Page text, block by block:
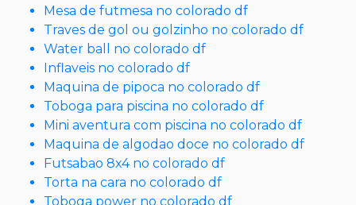
Mesa de futmesa no colorado df
Traves de gol ou golzinho no colorado df
Water ball no colorado df
Inflaveis no colorado df
Maquina de pipoca no colorado df
Toboga para piscina no colorado df
Mini aventura com piscina no colorado df
Maquina de algodao doce no colorado df
Futsabao 8x4 no colorado df
Torta na cara no colorado df
Toboga power no colorado df